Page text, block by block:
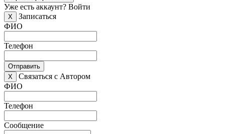
Уже есть аккаунт? Войти
X
Записаться
ФИО
Телефон
Отправить
X
Связаться с Автором
ФИО
Телефон
Сообщение